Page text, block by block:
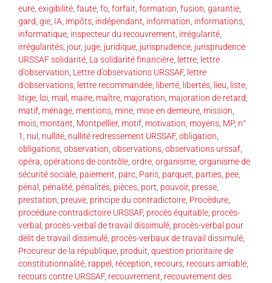
eure exigibilité faute fo forfait formation fusion garantie
gard gie IA impôts indépendant information informations
informatique inspecteur du recouvrement irrégularité
irrégularités jour, juge juridique jurisprudence jurisprudence
URSSAF solidarité La solidarité financière lettre lettre
d'observation Lettre d'observations URSSAF, lettre
d'observations lettre recommandée liberté libertés lieu liste
litige loi mail maire maître majoration majoration de retard
matif ménage mentions mine mise en demeure mission
mois montant Montpellier, motif motivation moyens MP, n°
1
nul nullité nullité redressement URSSAF, obligation
obligations observation observations observations urssaf
opéra opérations de contrôle ordre organisme organisme de
sécurité sociale paiement parc Paris parquet parties pee
pénal
pénalité pénalités pièces port pouvoir, presse
prestation preuve principe du contradictoire Procédure
procédure contradictoire URSSAF, procès équitable procès-
verbal
procès-verbal de travail dissimulé procès-verbal pour
délit de travail dissimulé procès-verbaux de travail dissimulé
Procureur de la république produit question prioritaire de
constitutionnalité rappel réception recours recours amiable
recours contre URSSAF, recouvrement recouvrement des